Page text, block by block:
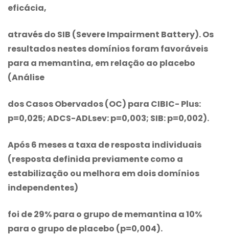
eficácia,
através do SIB (Severe Impairment Battery). Os
resultados nestes domínios foram favoráveis
para a memantina, em relação ao placebo
(Análise
dos Casos Obervados (OC) para CIBIC- Plus:
p=0,025; ADCS-ADLsev: p=0,003; SIB: p=0,002).
Após 6 meses a taxa de resposta individuais
(resposta definida previamente como a
estabilização ou melhora em dois domínios
independentes)
foi de 29% para o grupo de memantina a 10%
para o grupo de placebo (p=0,004).